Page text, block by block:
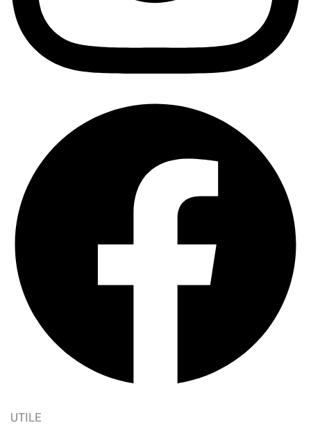
UTILE